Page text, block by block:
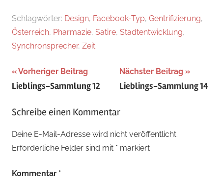
Schlagwörter: Design, Facebook-Typ, Gentrifizierung,
Österreich, Pharmazie, Satire, Stadtentwicklung,
Synchronsprecher, Zeit
Beitragsnavigation
Vorheriger Beitrag
Lieblings-Sammlung 12
Nächster Beitrag
Lieblings-Sammlung 14
Schreibe einen Kommentar
Deine E-Mail-Adresse wird nicht veröffentlicht.
Erforderliche Felder sind mit * markiert
Kommentar *